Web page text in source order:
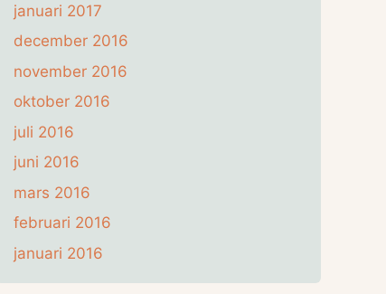
januari 2017
december 2016
november 2016
oktober 2016
juli 2016
juni 2016
mars 2016
februari 2016
januari 2016